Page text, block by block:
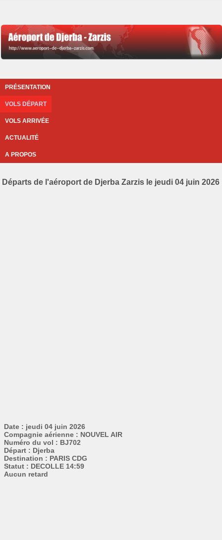
PRÉSENTATION
VOLS DÉPART
VOLS ARRIVÉE
ACTUALITÉ
A PROPOS
Départs de l'aéroport de Djerba Zarzis le jeudi 04 juin 2026
Date : jeudi 04 juin 2026
Compagnie aérienne : NOUVEL AIR
Numéro du vol : BJ702
Départ : Djerba
Destination : PARIS CDG
Statut : DECOLLE 14:59
Aucun retard